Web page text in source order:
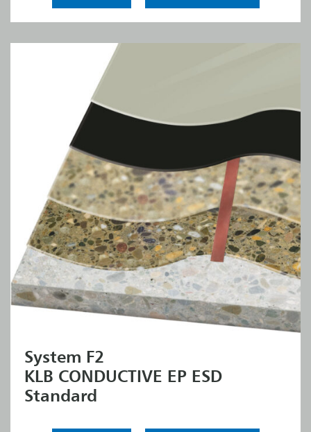
System F2
KLB CONDUCTIVE EP ESD
Standard